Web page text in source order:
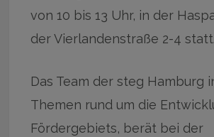
von 10 bis 13 Uhr, in der
der Vierlandenstraße 2-4 statt.
Das Team der steg Hamburg
Themen rund um die
Fördergebiets, berät bei der